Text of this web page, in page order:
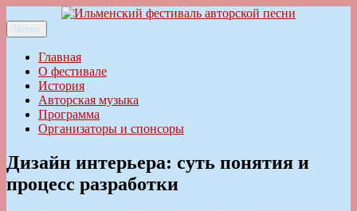
к
содержимому
Ильменский фестиваль авторской песни
Меню
Главная
О фестивале
История
Авторская музыка
Программа
Организаторы и спонсоры
Дизайн интерьера: суть понятия и
процесс разработки